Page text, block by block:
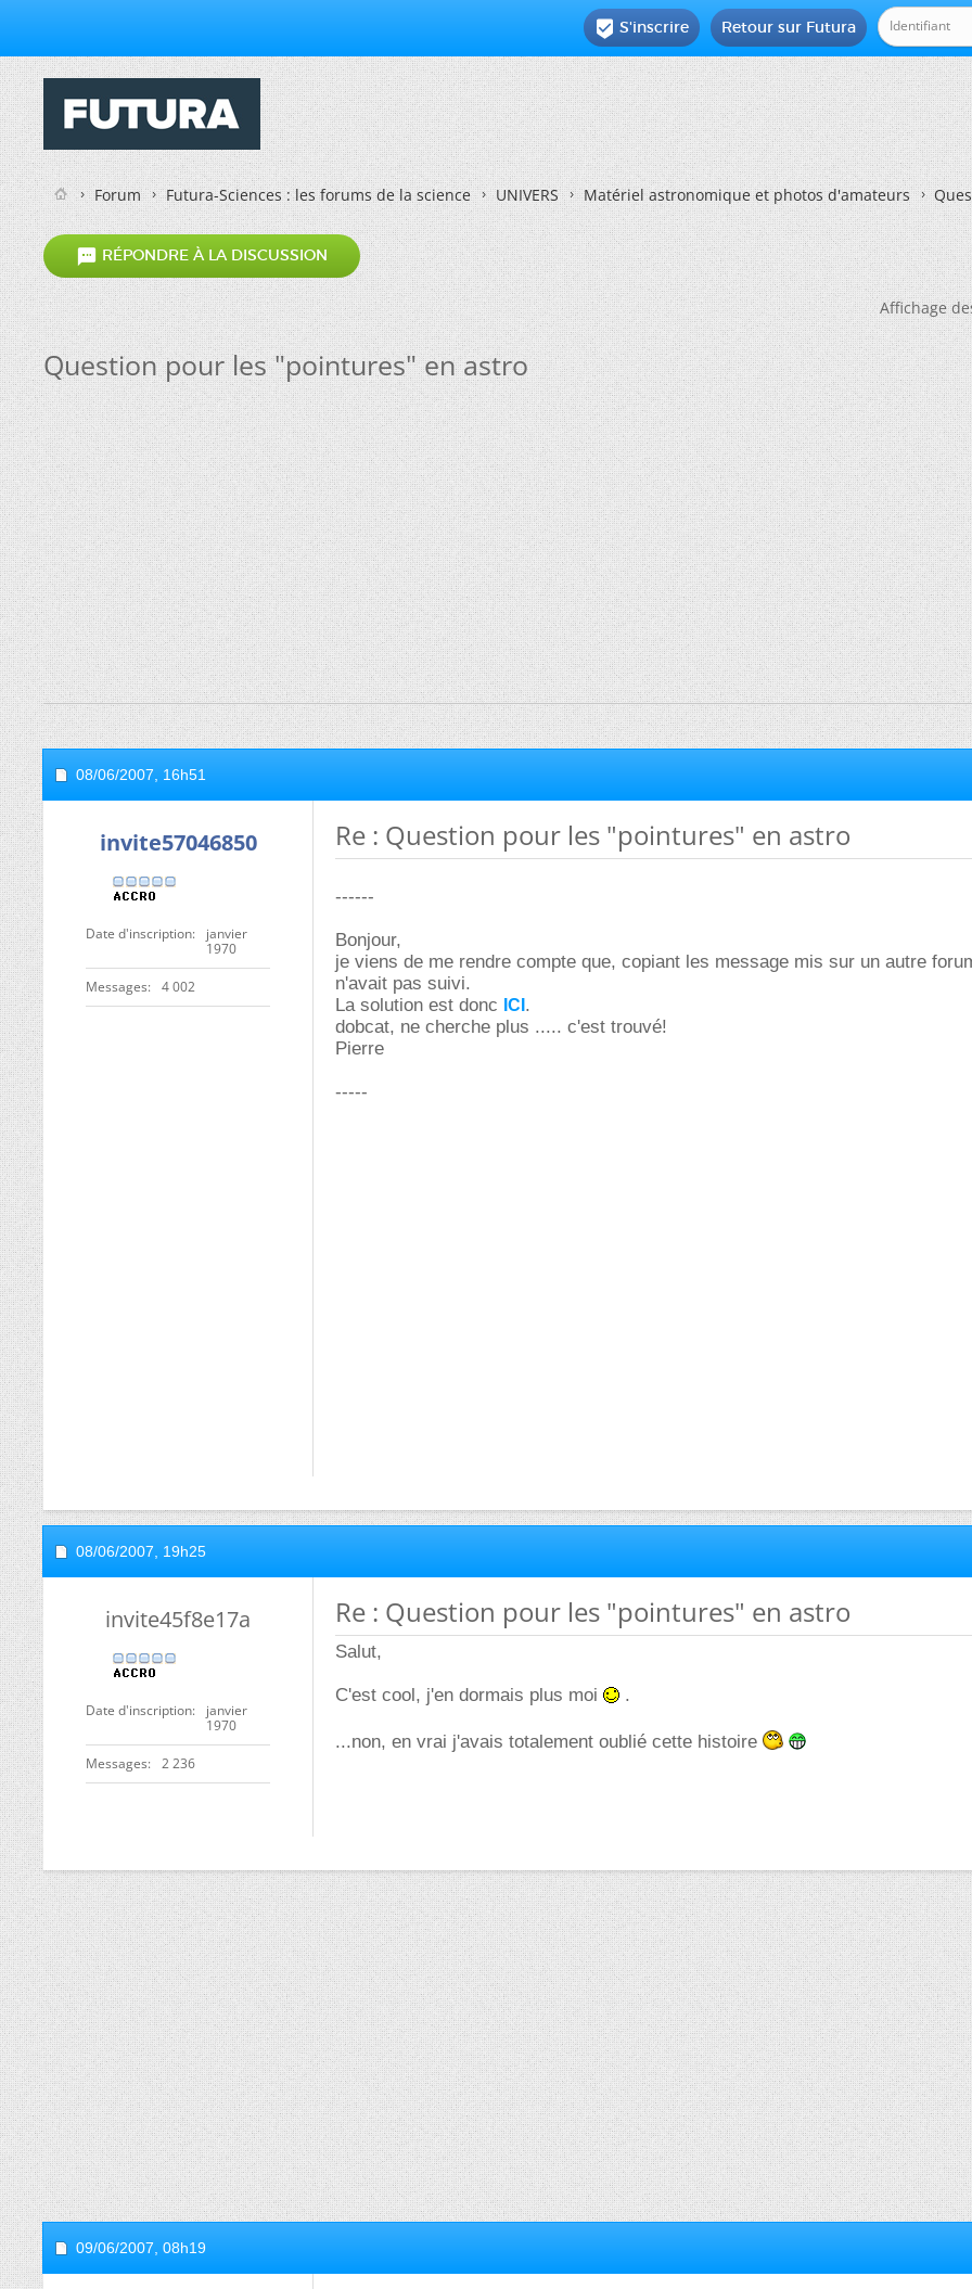
Retour sur Futura
 S'inscrire
Forum Futura-Sciences : les forums de la science UNIVERS Matériel astronomique et photos d'amateurs
 RÉPONDRE À LA DISCUSSION
Affichage
Question pour les "pointures" en astro
08/06/2007, 16h51
invite57046850
Date d'inscription
janvier
1970
Messages 4 002
Re : Question pour les "pointures" en astro
------
Bonjour,
je viens de me rendre compte que, copiant les message mis sur un autre
n'avait pas suivi.
La solution est donc ICI .
dobcat, ne cherche plus ..... c'est trouvé!
Pierre
-----
08/06/2007, 19h25
invite45f8e17a
Date d'inscription
janvier
1970
Messages 2 236
Re : Question pour les "pointures" en astro
Salut,
C'est cool, j'en dormais plus moi .
...non, en vrai j'avais totalement oublié cette histoire
09/06/2007, 08h19